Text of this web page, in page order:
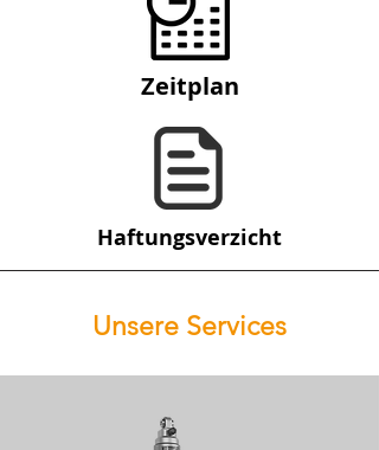
Zeitplan
Haftungsverzicht
Unsere Services